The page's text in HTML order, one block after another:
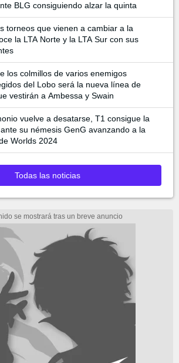
BLG consiguiendo alzar la quinta
torneos que vienen a cambiar a la
la LTA Norte y la LTA Sur con sus
los colmillos de varios enemigos
del Lobo será la nueva línea de
vestirán a Ambessa y Swain
vuelve a desatarse, T1 consigue la
su némesis GenG avanzando a la
Worlds 2024
Todas las noticias